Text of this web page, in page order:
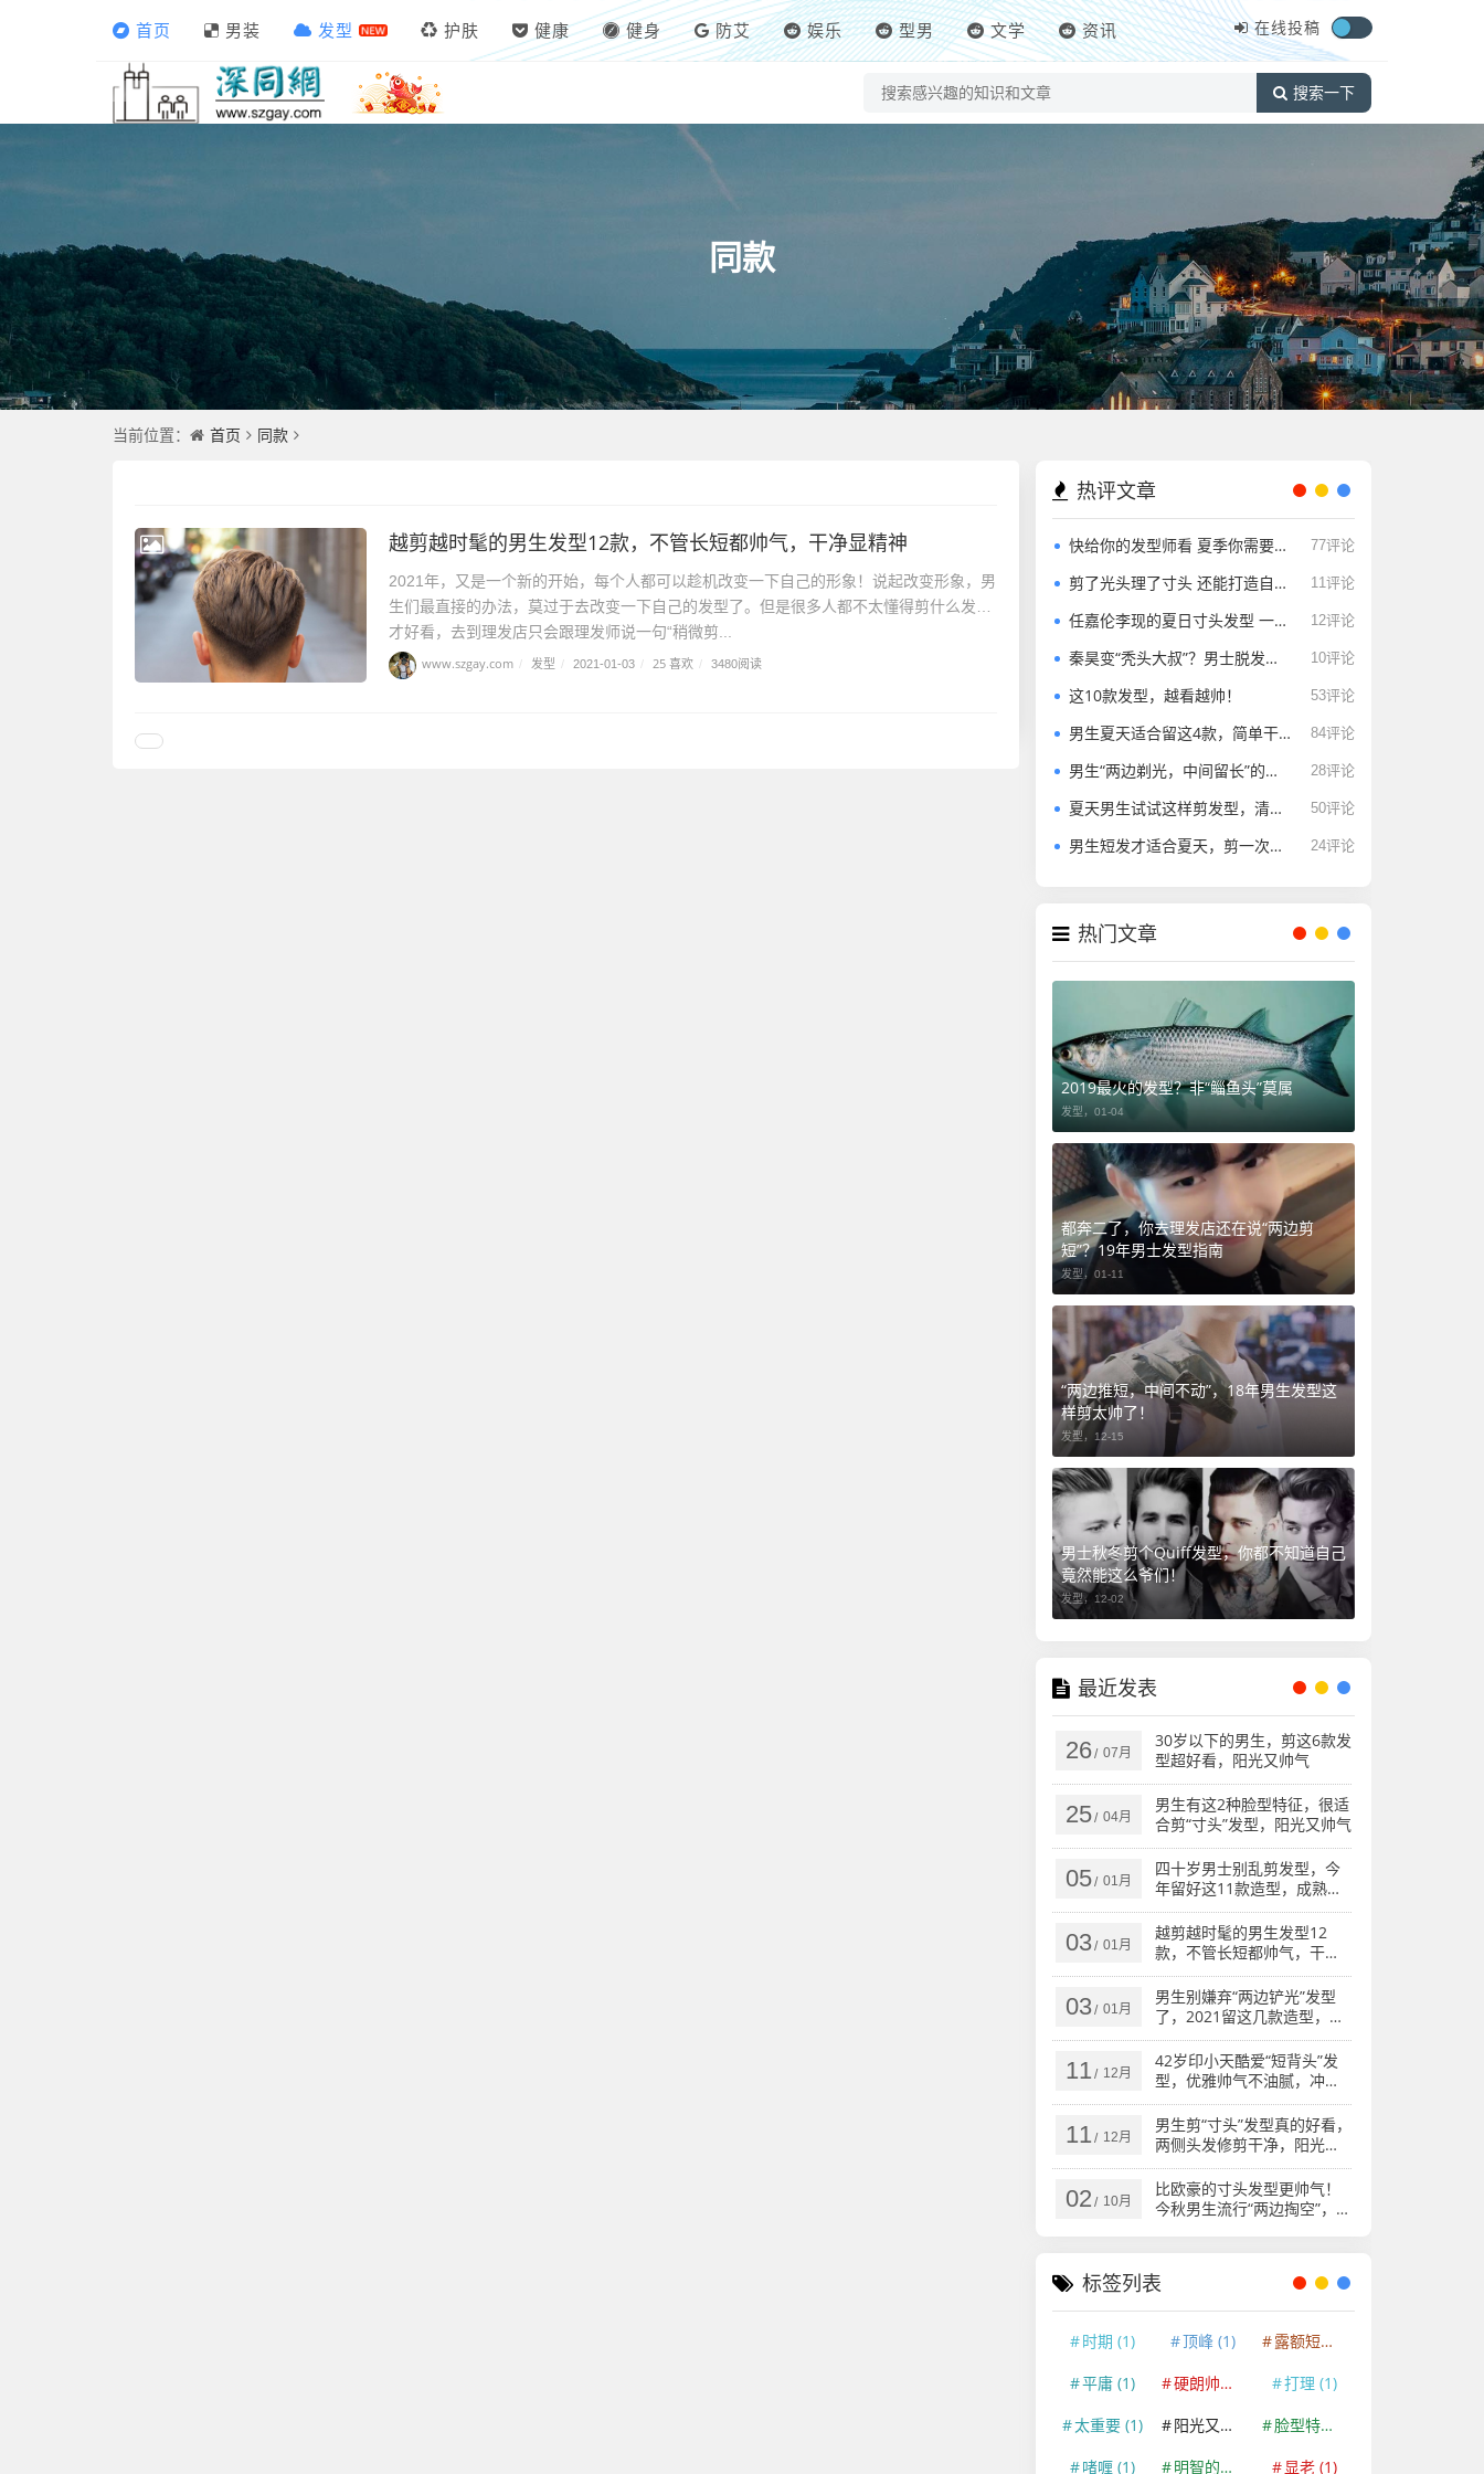
首页 男装 发型 护肤 健康 健身 防艾 娱乐 型男 文学 资讯 在线投稿
搜索一下
同款
当前位置： 首页 同款
越剪越时髦的男生发型12款，不管长短都帅气，干净显精神
2021年，又是一个新的开始，每个人都可以趁机改变一下自己的形象！说起改变形象，男
生们最直接的办法，莫过于去改变一下自己的发型了。但是很多人都不太懂得剪什么发型
才好看，去到理发店只会跟理发师说一句“稍微剪...
www.szgay.com / 发型 / 2021-01-03 / 25 喜欢 / 3480阅读
热评文章
快给你的发型师看 夏季你需要这些清爽的发型 77评论
剪了光头理了寸头 还能打造自己的特色风格？ 11评论
任嘉伦李现的夏日寸头发型 一眼望去倍感清凉 12评论
秦昊变“秃头大叔”？男士脱发自救指南要get 10评论
这10款发型，越看越帅！ 53评论
男生夏天适合留这4款，简单干净显帅气 84评论
男生“两边剃光，中间留长”的发型，这4款很帅气，不要剪错了 28评论
夏天男生试试这样剪发型，清爽干净不失帅气 50评论
男生短发才适合夏天，剪一次可以帅很久 24评论
热门文章
2019最火的发型？非“鲻鱼头”莫属
发型， 01-04
都奔二了，你去理发店还在说“两边剪
短”？19年男士发型指南
发型， 01-11
“两边推短，中间不动”，18年男生发型这
样剪太帅了！
发型， 12-15
男士秋冬剪个Quiff发型，你都不知道自己
竟然能这么爷们！
发型， 12-02
最近发表
26/ 07月
30岁以下的男生，剪这6款发
型超好看，阳光又帅气
25/ 04月
男生有这2种脸型特征，很适
合剪“寸头”发型，阳光又帅气
05/ 01月
四十岁男士别乱剪发型，今
年留好这11款造型，成熟帅
气不显老
03/ 01月
越剪越时髦的男生发型12
款，不管长短都帅气，干净
显精神
03/ 01月
男生别嫌弃“两边铲光”发型
了，2021留这几款造型，干
净帅气
11 / 12月
42岁印小天酷爱“短背头”发
型，优雅帅气不油腻，冲进
追光哥哥
11 / 12月
男生剪“寸头”发型真的好看，
两侧头发修剪干净，阳光帅
气有魅力
02 / 10月
比欧豪的寸头发型更帅气！
今秋男生流行“两边掏空”，潮
标签列表
时期 (1) 顶峰 (1) 露额短发
平庸 (1) 硬朗帅气 打理 (1)
太重要 (1) 阳光又帅气 (2)脸型特征
啫喱 (1) 明智的选择 (1) 显老(1)